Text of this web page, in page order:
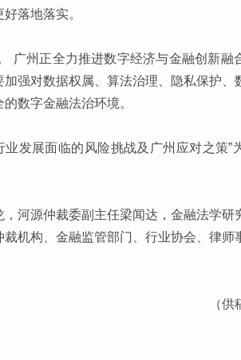
落地落实。
广州正全力推进数字经济与金融创新融
强对数据权属、算法治理、隐私保护、
数字金融法治环境。
发展面临的风险挑战及广州应对之策”
河源仲裁委副主任梁闻达，金融法学研
机构、金融监管部门、行业协会、律师
（供